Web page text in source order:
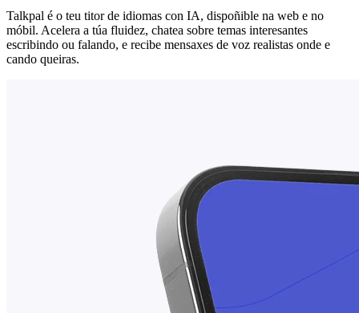
Talkpal é o teu titor de idiomas con IA, dispoñible na web e no
móbil. Acelera a túa fluidez, chatea sobre temas interesantes
escribindo ou falando, e recibe mensaxes de voz realistas onde e
cando queiras.